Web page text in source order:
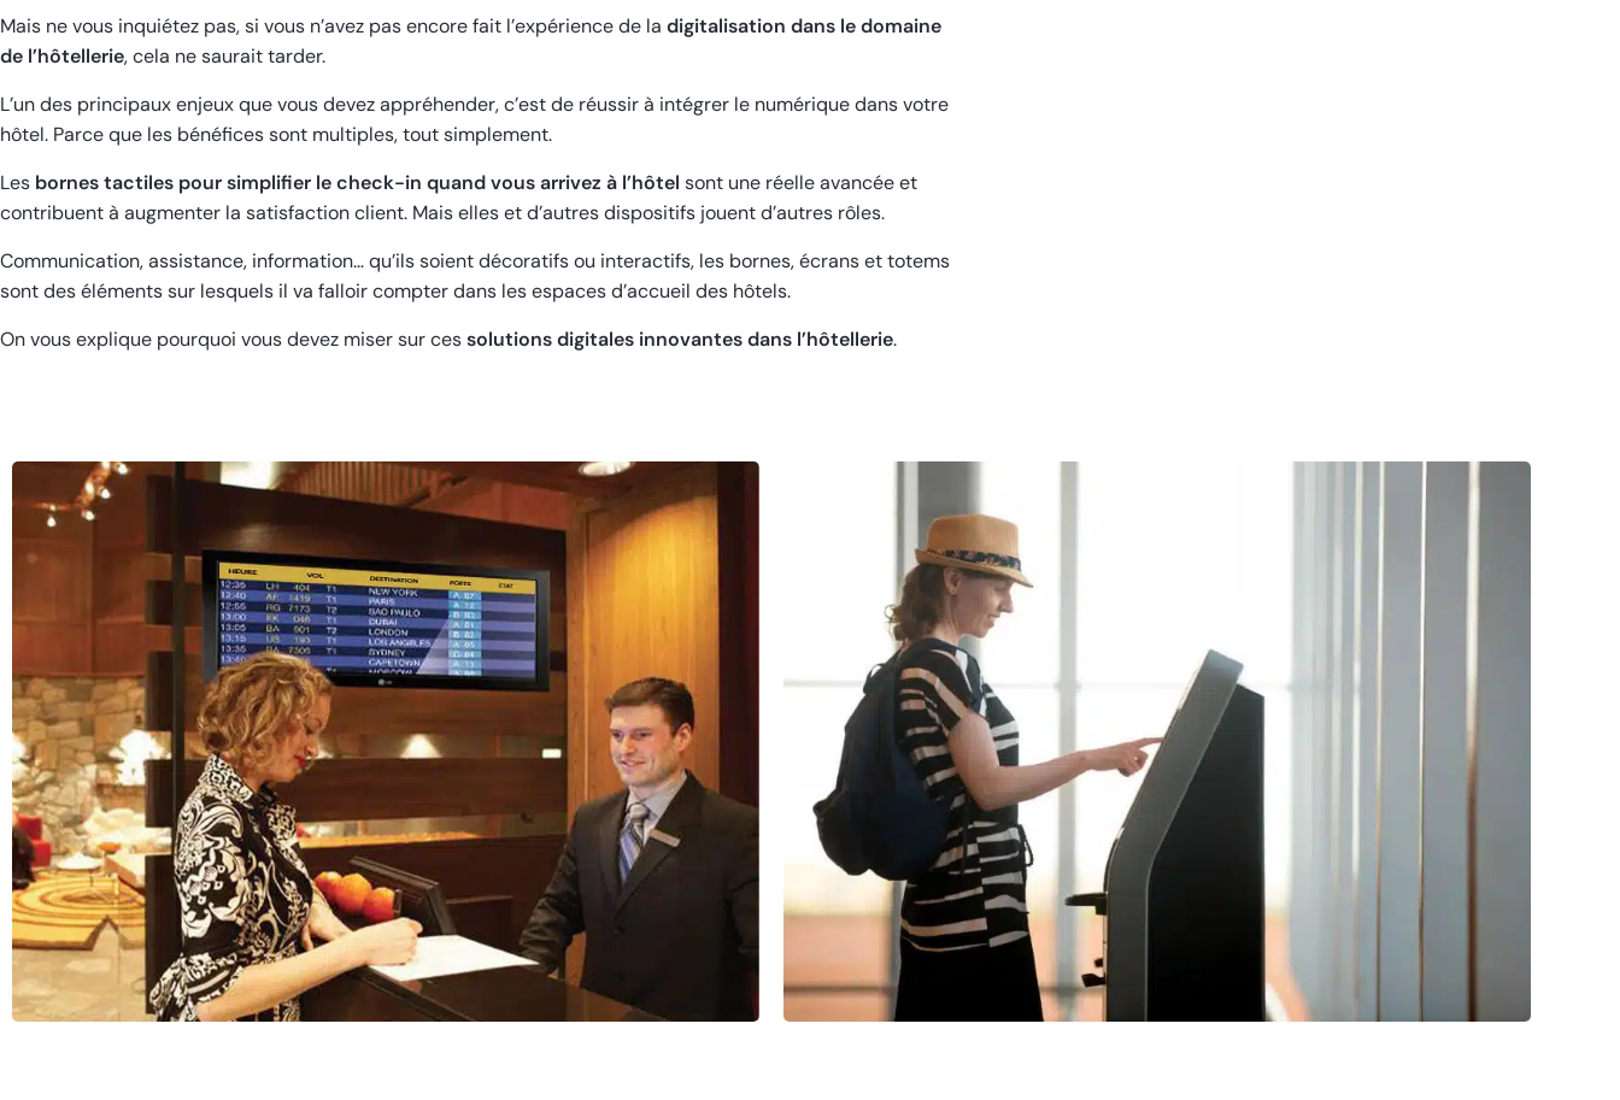
Mais ne vous inquiétez pas, si vous n’avez pas encore fait l’expérience de la digitalisation dans le domaine
de l’hôtellerie, cela ne saurait tarder.
L’un des principaux enjeux que vous devez appréhender, c’est de réussir à intégrer le numérique dans votre
hôtel. Parce que les bénéfices sont multiples, tout simplement.
Les bornes tactiles pour simplifier le check-in quand vous arrivez à l’hôtel sont une réelle avancée et
contribuent à augmenter la satisfaction client. Mais elles et d’autres dispositifs jouent d’autres rôles.
Communication, assistance, information… qu’ils soient décoratifs ou interactifs, les bornes, écrans et totems
sont des éléments sur lesquels il va falloir compter dans les espaces d’accueil des hôtels.
On vous explique pourquoi vous devez miser sur cessolutions digitales innovantes dans l’hôtellerie.